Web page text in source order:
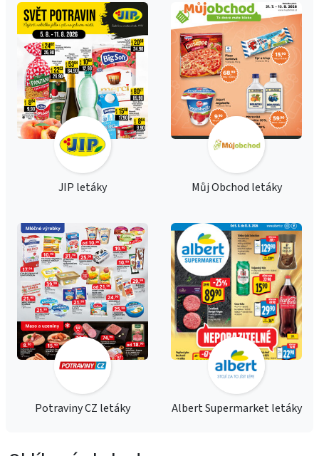
JIP letáky Můj Obchod letáky
Potraviny CZ letáky Albert Supermarket letáky